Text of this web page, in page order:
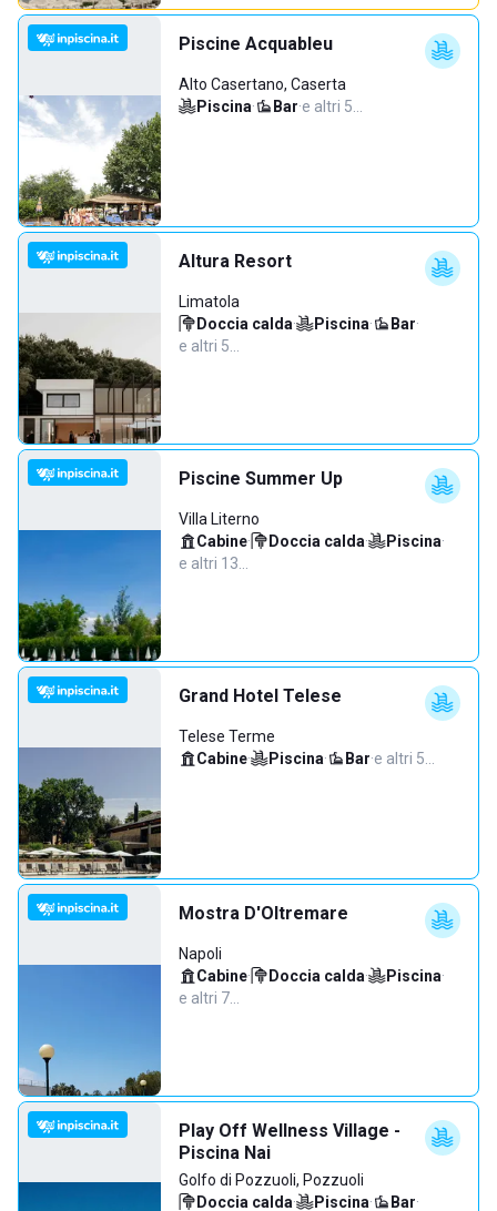
Piscine Acquableu
Alto Casertano, Caserta
Piscina· Bar·e altri 5…
Altura Resort
Limatola
Doccia calda· Piscina· Bar·
e altri 5…
Piscine Summer Up
Villa Literno
Cabine· Doccia calda· Piscina·
e altri 13…
Grand Hotel Telese
Telese Terme
Cabine· Piscina· Bar·e altri 5…
Mostra D'Oltremare
Napoli
Cabine· Doccia calda· Piscina·
e altri 7…
Play Off Wellness Village -
Piscina Nai
Golfo di Pozzuoli, Pozzuoli
Doccia calda· Piscina· Bar·